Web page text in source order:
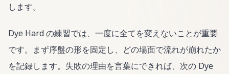
します。
Dye Hard の練習では、一度に全てを変えないことが重要
です。まず序盤の形を固定し、どの場面で流れが崩れたか
を記録します。失敗の理由を言葉にできれば、次の Dye